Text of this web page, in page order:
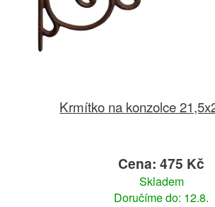
Krmítko na konzolce
Cena: 475 Kč
Skladem
Doručíme do: 12.8.